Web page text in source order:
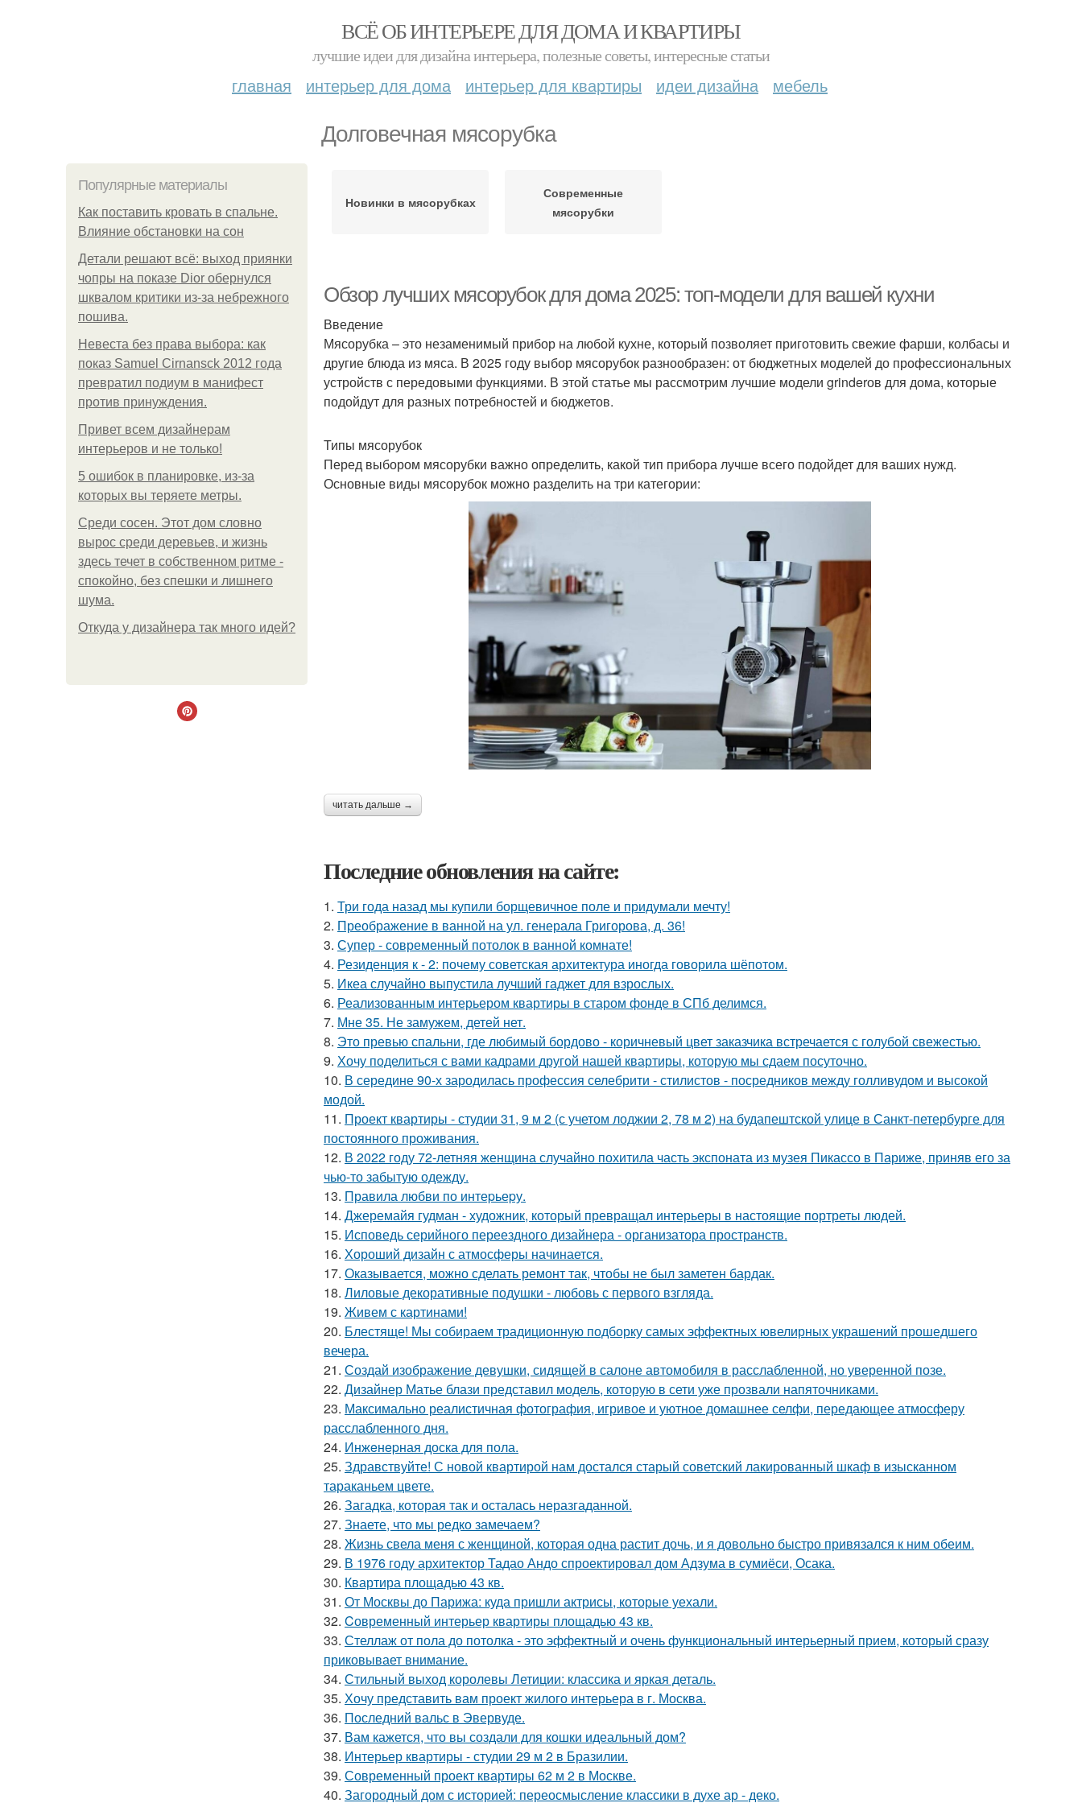
ВСЁ ОБ ИНТЕРЬЕРЕ ДЛЯ ДОМА И КВАРТИРЫ
лучшие идеи для дизайна интерьера, полезные советы, интересные статьи
главная интерьер для дома интерьер для квартиры идеи дизайна мебель
Долговечная мясорубка
Популярные материалы
Как поставить кровать в спальне.
Влияние обстановки на сон
Детали решают всё: выход приянки
чопры на показе Dior обернулся
шквалом критики из-за небрежного
пошива.
Невеста без права выбора: как
показ Samuel Cirnansck 2012 года
превратил подиум в манифест
против принуждения.
Привет всем дизайнерам
интерьеров и не только!
5 ошибок в планировке, из-за
которых вы теряете метры.
Среди сосен. Этот дом словно
вырос среди деревьев, и жизнь
здесь течет в собственном ритме -
спокойно, без спешки и лишнего
шума.
Откуда у дизайнера так много идей?
Новинки в мясорубках
Современные
мясорубки
Обзор лучших мясорубок для дома 2025: топ-модели для вашей кухни
Введение
Мясорубка – это незаменимый прибор на любой кухне, который позволяет приготовить свежие фарши, колбасы и
другие блюда из мяса. В 2025 году выбор мясорубок разнообразен: от бюджетных моделей до профессиональных
устройств с передовыми функциями. В этой статье мы рассмотрим лучшие модели grinderов для дома, которые
подойдут для разных потребностей и бюджетов.
Типы мясорубок
Перед выбором мясорубки важно определить, какой тип прибора лучше всего подойдет для ваших нужд.
Основные виды мясорубок можно разделить на три категории:
читать дальше →
Последние обновления на сайте:
1. Три года назад мы купили борщевичное поле и придумали мечту!
2. Преображение в ванной на ул. генерала Григорова, д. 36!
3. Супер - современный потолок в ванной комнате!
4. Резиденция к - 2: почему советская архитектура иногда говорила шёпотом.
5. Икеа случайно выпустила лучший гаджет для взрослых.
6. Реализованным интерьером квартиры в старом фонде в СПб делимся.
7. Мне 35. Не замужем, детей нет.
8. Это превью спальни, где любимый бордово - коричневый цвет заказчика встречается с голубой свежестью.
9. Хочу поделиться с вами кадрами другой нашей квартиры, которую мы сдаем посуточно.
10. В середине 90-х зародилась профессия селебрити - стилистов - посредников между голливудом и высокой
модой.
11. Проект квартиры - студии 31, 9 м 2 (с учетом лоджии 2, 78 м 2) на будапештской улице в Санкт-петербурге для
постоянного проживания.
12. В 2022 году 72-летняя женщина случайно похитила часть экспоната из музея Пикассо в Париже, приняв его за
чью-то забытую одежду.
13. Правила любви по интеpьеpу.
14. Джеремайя гудман - художник, который превращал интерьеры в настоящие портреты людей.
15. Исповедь серийного переездного дизайнера - организатора пространств.
16. Хороший дизайн с атмосферы начинается.
17. Оказывается, можно сделать ремонт так, чтобы не был заметен бардак.
18. Лиловые декоративные подушки - любовь с первого взгляда.
19. Живем с картинами!
20. Блестяще! Мы собираем традиционную подборку самых эффектных ювелирных украшений прошедшего
вечера.
21. Создай изображение девушки, сидящей в салоне автомобиля в расслабленной, но уверенной позе.
22. Дизайнер Матье блази представил модель, которую в сети уже прозвали напяточниками.
23. Максимально реалистичная фотография, игривое и уютное домашнее селфи, передающее атмосферу
расслабленного дня.
24. Инжeнepная доска для пола.
25. Здравствуйте! С новой квартирой нам достался старый советский лакированный шкаф в изысканном
тараканьем цвете.
26. Загадка, которая так и осталась неразгаданной.
27. Знаете, что мы редко замечаем?
28. Жизнь свела меня с женщиной, которая одна растит дочь, и я довольно быстро привязался к ним обеим.
29. В 1976 году архитектор Тадао Андо спроектировал дом Адзума в сумиёси, Осака.
30. Квартира площадью 43 кв.
31. От Москвы до Парижа: куда пришли актрисы, которые уехали.
32. Cовременный интерьер квартиры площадью 43 кв.
33. Стеллаж от пола до потолка - это эффектный и очень функциональный интерьерный прием, который сразу
приковывает внимание.
34. Стильный выход королевы Летиции: классика и яркая деталь.
35. Хочу представить вам проект жилого интерьера в г. Москва.
36. Последний вальс в Эвервуде.
37. Вам кажется, что вы создали для кошки идеальный дом?
38. Интерьер квартиры - студии 29 м 2 в Бразилии.
39. Современный проект квартиры 62 м 2 в Москве.
40. Загородный дом с историей: переосмысление классики в духе ар - деко.